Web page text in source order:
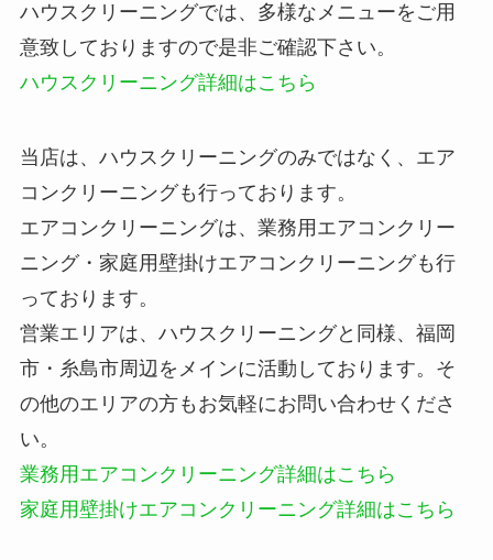
ハウスクリーニングでは、多様なメニューをご用
意致しておりますので是非ご確認下さい。
ハウスクリーニング詳細はこちら
当店は、ハウスクリーニングのみではなく、エア
コンクリーニングも行っております。
エアコンクリーニングは、業務用エアコンクリー
ニング・家庭用壁掛けエアコンクリーニングも行
っております。
営業エリアは、ハウスクリーニングと同様、福岡
市・糸島市周辺をメインに活動しております。そ
の他のエリアの方もお気軽にお問い合わせくださ
い。
業務用エアコンクリーニング詳細はこちら
家庭用壁掛けエアコンクリーニング詳細はこちら